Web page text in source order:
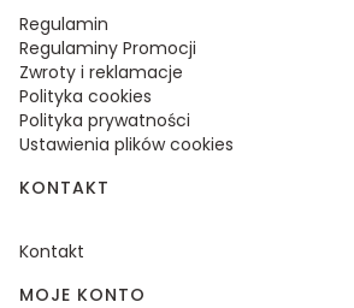
Regulamin
Regulaminy Promocji
Zwroty i reklamacje
Polityka cookies
Polityka prywatności
Ustawienia plików cookies
KONTAKT
Kontakt
MOJE KONTO